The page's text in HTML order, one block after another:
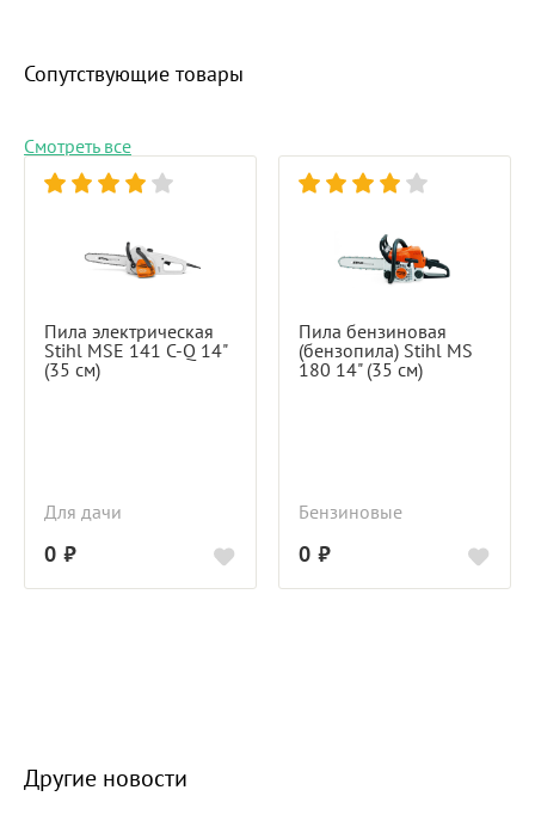
Сопутствующие товары
Смотреть все
Пила электрическая
Stihl MSE 141 C-Q 14"
(35 см)
Для дачи
0
Пила бензиновая
(бензопила) Stihl MS
180 14" (35 см)
Бензиновые
0
Другие новости